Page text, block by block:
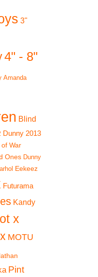
3"
4" - 8"
Amanda
Blind
Dunny 2013
of War
Ones Dunny
Eekeez
Futurama
Kandy
x
MOTU
Pint